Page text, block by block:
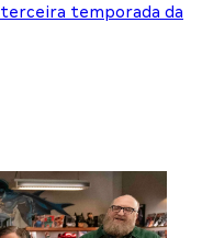
temporada da